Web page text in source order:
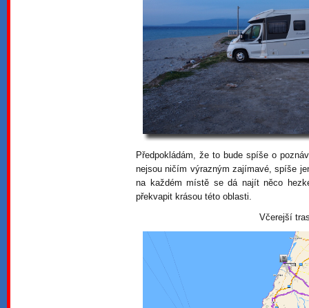
Předpokládám, že to bude spíše o
nejsou ničím výrazným zajímavé, spíše
na každém místě se dá najít něco
překvapit krásou této oblasti.
Včerejší